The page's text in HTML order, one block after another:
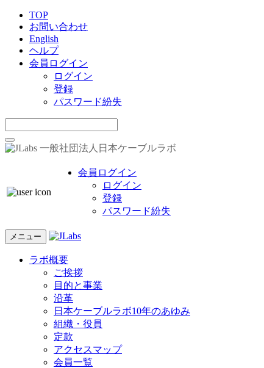
TOP
お問い合わせ
English
ヘルプ
会員ログイン
ログイン
登録
パスワード紛失
一般社団法人日本ケーブルラボ
会員ログイン
ログイン
登録
パスワード紛失
メニュー
ラボ概要
ご挨拶
目的と事業
沿革
日本ケーブルラボ10年のあゆみ
組織・役員
定款
アクセスマップ
会員一覧